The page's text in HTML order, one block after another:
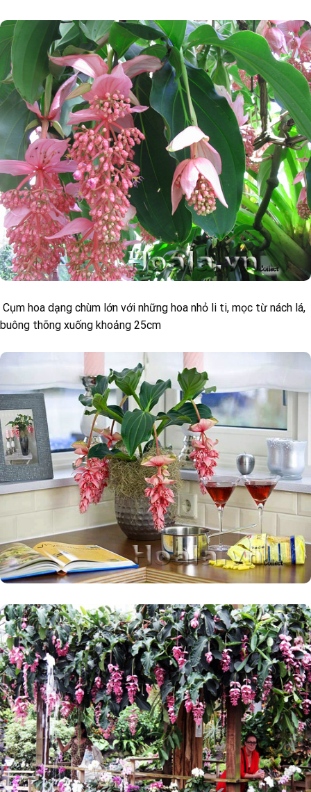
Cụm hoa dạng chùm lớn với những hoa nhỏ li ti, mọc từ nách lá,
buông thõng xuống khoảng 25cm